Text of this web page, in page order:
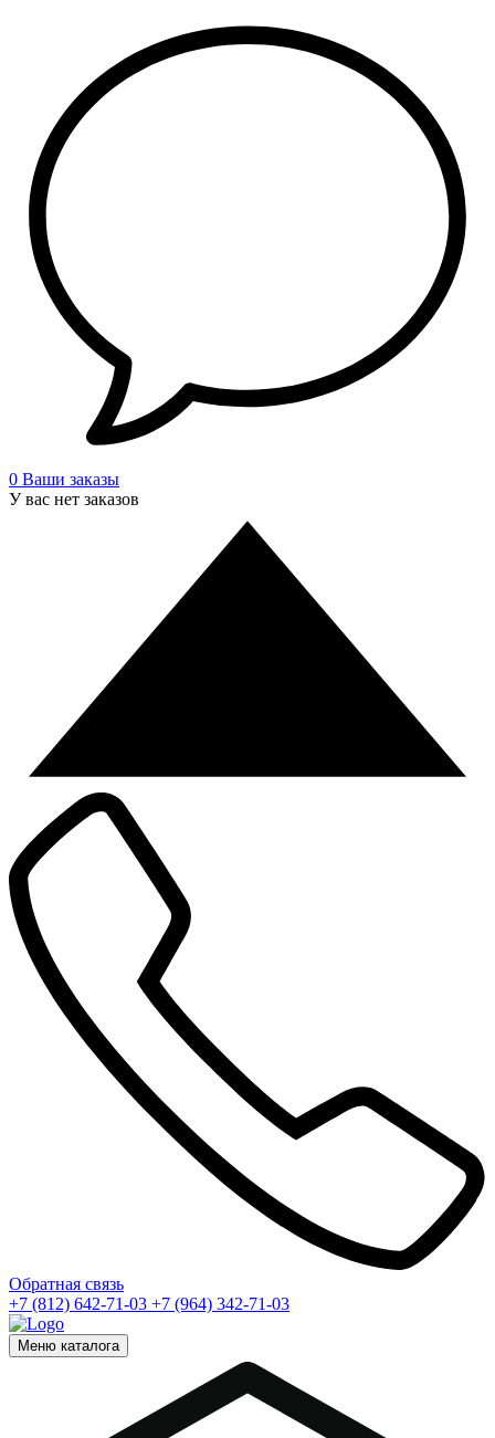
0 Ваши заказы
У вас нет заказов
Обратная связь
+7 (812) 642-71-03 +7 (964) 342-71-03
Меню каталога